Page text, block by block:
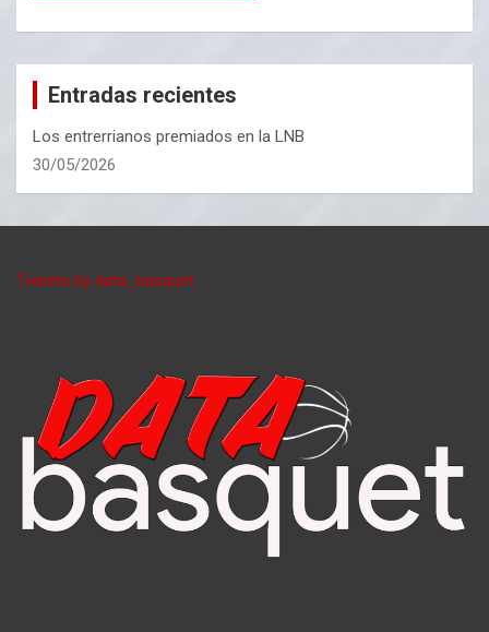
Entradas recientes
Los entrerrianos premiados en la LNB
30/05/2026
Tweets by data_basquet